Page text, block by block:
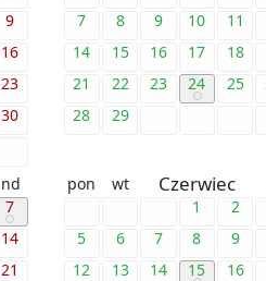
9
16
23
30
7
8 9 10 11
14
15 16 17 18
21
22 23 24 25
28
29
nd
7
14
21
pon wt Czerwiec
1
2
5
6 7 8 9
12
13 14 15 16